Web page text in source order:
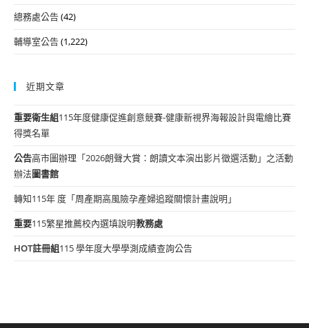
總務處公告(42)
輔導室公告(1,222)
近期文章
重要衛生組115年度健康促進創意競賽-健康新視界海報設計與電繪比賽
得獎名單
公告高市圖辦理「2026朗聲大賞：朗讀文本演出影片徵選活動」之活動
辦法圖書館
轉知115年 度「周產期高風險孕產婦追蹤關懷計畫說明」
重要115繁星推薦校內選填說明教務處
HOT註冊組115 學年度大學學測成績查詢公告